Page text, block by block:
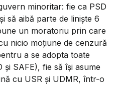
minoritar: fie ca PSD
să aibă parte de liniște 6
un moratoriu prin care
nicio moțiune de cenzură
a se adopta toate
și SAFE), fie să își asume
cu USR și UDMR, într-o